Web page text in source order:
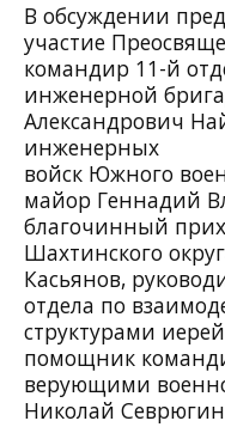
В обсуждении
участие
командир 11-й
инженерной
Александрович
инженерных
войск Южного
майор Геннадий
благочинный
Шахтинского
Касьянов,
отдела по
структурами
помощник
верующими
Николай